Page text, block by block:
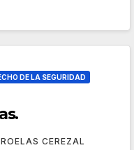
DE LA SEGURIDAD
CEREZAL